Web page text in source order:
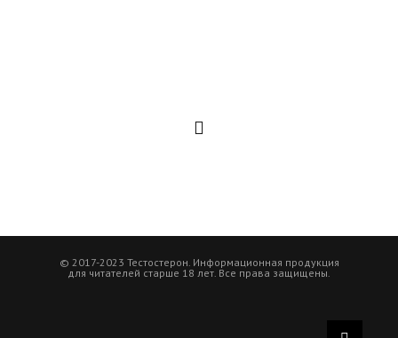
© 2017-2023 Тестостерон. Информационная продукция
для читателей старше 18 лет. Все права защищены.